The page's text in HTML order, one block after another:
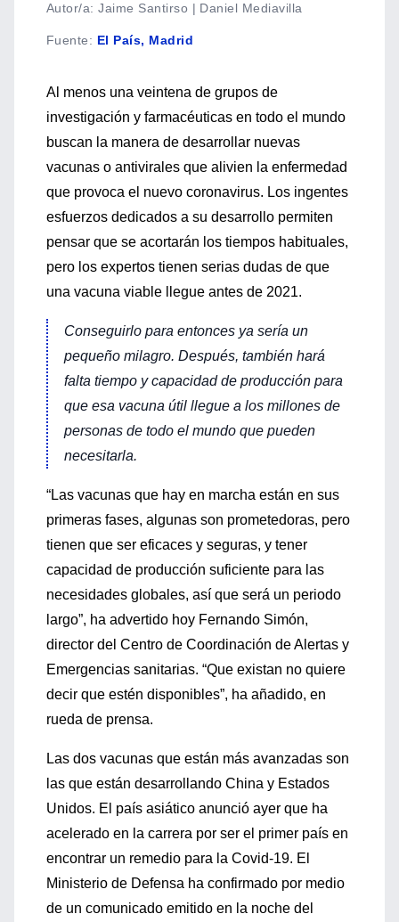
Autor/a: Jaime Santirso | Daniel Mediavilla
Fuente: El País, Madrid
Al menos una veintena de grupos de
investigación y farmacéuticas en todo el mundo
buscan la manera de desarrollar nuevas
vacunas o antivirales que alivien la enfermedad
que provoca el nuevo coronavirus. Los ingentes
esfuerzos dedicados a su desarrollo permiten
pensar que se acortarán los tiempos habituales,
pero los expertos tienen serias dudas de que
una vacuna viable llegue antes de 2021.
Conseguirlo para entonces ya sería un
pequeño milagro. Después, también hará
falta tiempo y capacidad de producción para
que esa vacuna útil llegue a los millones de
personas de todo el mundo que pueden
necesitarla.
“Las vacunas que hay en marcha están en sus
primeras fases, algunas son prometedoras, pero
tienen que ser eficaces y seguras, y tener
capacidad de producción suficiente para las
necesidades globales, así que será un periodo
largo”, ha advertido hoy Fernando Simón,
director del Centro de Coordinación de Alertas y
Emergencias sanitarias. “Que existan no quiere
decir que estén disponibles”, ha añadido, en
rueda de prensa.
Las dos vacunas que están más avanzadas son
las que están desarrollando China y Estados
Unidos. El país asiático anunció ayer que ha
acelerado en la carrera por ser el primer país en
encontrar un remedio para la Covid-19. El
Ministerio de Defensa ha confirmado por medio
de un comunicado emitido en la noche del